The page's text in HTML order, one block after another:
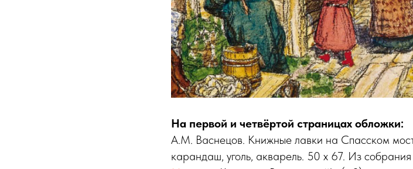
На первой и четвёртой страницах обложки:
А.М. Васнецов. Книжные лавки на Спасском
карандаш, уголь, акварель. 50 х 67. Из собрания